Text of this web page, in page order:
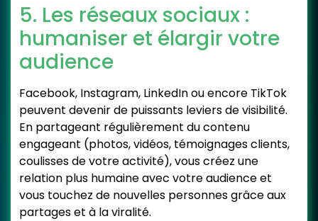
5. Les réseaux sociaux :
humaniser et élargir votre
audience
Facebook, Instagram, LinkedIn ou encore TikTok
peuvent devenir de puissants leviers de visibilité.
En partageant régulièrement du contenu
engageant (photos, vidéos, témoignages clients,
coulisses de votre activité), vous créez une
relation plus humaine avec votre audience et
vous touchez de nouvelles personnes grâce aux
partages et à la viralité.